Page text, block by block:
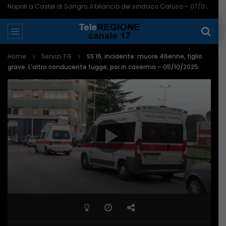
Napoli a Castel di Sangro, il bilancio del sindaco Caruso – 07/08/2026
Home Servizi TG
SS 16, incidente: muore 46enne, figlio
grave. L’altro conducente fugge, poi in caserma – 05/10/2025